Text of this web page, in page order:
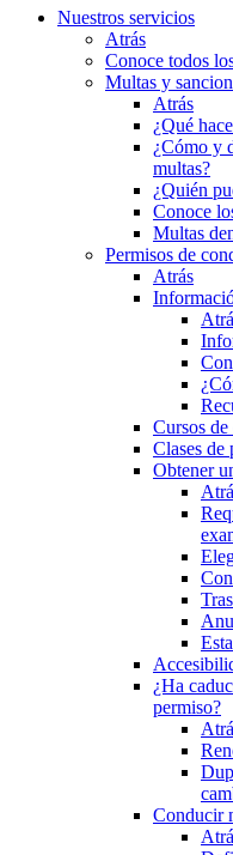
Nuestros servicios
Atrás
Conoce todos
Multas y
Atrás
¿Qué
¿Cómo y
multas?
¿Quién
Conoce
Multas
Permisos de
Atrás
Cursos
Clases de
Obtener
¿Ha
permiso?
Conducir